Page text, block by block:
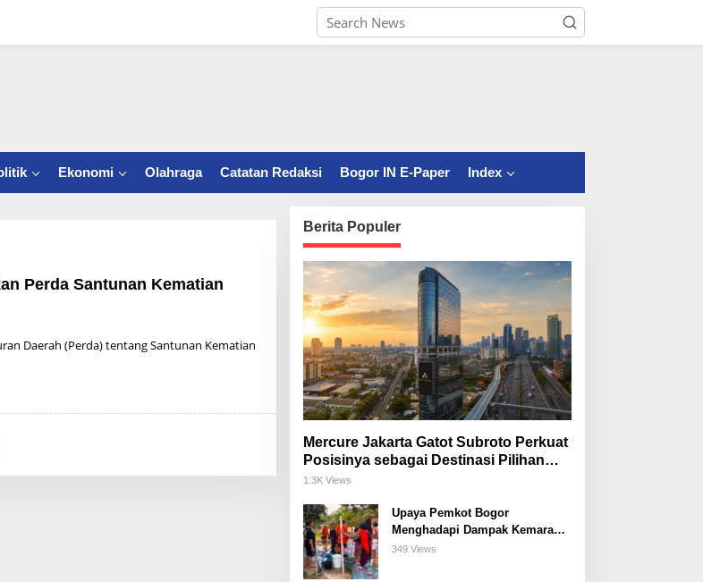
Ekonomi Olahraga Catatan Redaksi Bogor IN E-Paper Index
Perda Santunan Kematian
Daerah (Perda) tentang Santunan Kematian
Berita Populer
Mercure Jakarta Gatot Subroto Perkuat
Posisinya sebagai Destinasi Pilihan
untuk Bisnis, Staycation, Meeting, dan
1.3K Views
Upaya Pemkot Bogor
Menghadapi Dampak Kemarau
Panjang
349 Views